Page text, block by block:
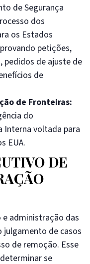
de Segurança
dos
os Estados
petições,
pedidos de ajuste de
de
de Fronteiras:
do
Interna voltada para
EUA.
DE
e administração das
julgamento de casos
de remoção. Esse
se